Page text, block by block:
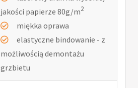
jakości papierze 80g/m2
miękka oprawa
elastyczne bindowanie - z
możliwością demontażu
grzbietu